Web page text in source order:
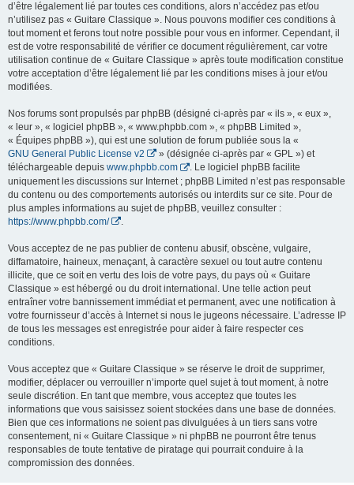
d’être légalement lié par toutes ces conditions, alors n’accédez pas et/ou
n’utilisez pas « Guitare Classique ». Nous pouvons modifier ces conditions à
tout moment et ferons tout notre possible pour vous en informer. Cependant, il
est de votre responsabilité de vérifier ce document régulièrement, car votre
utilisation continue de « Guitare Classique » après toute modification constitue
votre acceptation d’être légalement lié par les conditions mises à jour et/ou
modifiées.
Nos forums sont propulsés par phpBB (désigné ci-après par « ils », « eux »,
« leur », « logiciel phpBB », « www.phpbb.com », « phpBB Limited »,
« Équipes phpBB »), qui est une solution de forum publiée sous la «
GNU General Public License v2
» (désignée ci-après par « GPL ») et
téléchargeable depuis www.phpbb.com
. Le logiciel phpBB facilite
uniquement les discussions sur Internet ; phpBB Limited n’est pas responsable
du contenu ou des comportements autorisés ou interdits sur ce site. Pour de
plus amples informations au sujet de phpBB, veuillez consulter :
https://www.phpbb.com/
Vous acceptez de ne pas publier de contenu abusif, obscène, vulgaire,
diffamatoire, haineux, menaçant, à caractère sexuel ou tout autre contenu
illicite, que ce soit en vertu des lois de votre pays, du pays où « Guitare
Classique » est hébergé ou du droit international. Une telle action peut
entraîner votre bannissement immédiat et permanent, avec une notification à
votre fournisseur d’accès à Internet si nous le jugeons nécessaire. L’adresse IP
de tous les messages est enregistrée pour aider à faire respecter ces
conditions.
Vous acceptez que « Guitare Classique » se réserve le droit de supprimer,
modifier, déplacer ou verrouiller n’importe quel sujet à tout moment, à notre
seule discrétion. En tant que membre, vous acceptez que toutes les
informations que vous saisissez soient stockées dans une base de données.
Bien que ces informations ne soient pas divulguées à un tiers sans votre
consentement, ni « Guitare Classique » ni phpBB ne pourront être tenus
responsables de toute tentative de piratage qui pourrait conduire à la
compromission des données.